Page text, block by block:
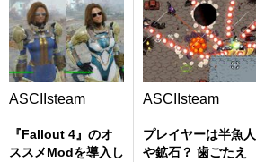
ASCIIsteam
『Fallout 4』のオ
ススメModを導入し
ASCIIsteam
プレイヤーは半魚人
や鉱石？ 歯ごたえ